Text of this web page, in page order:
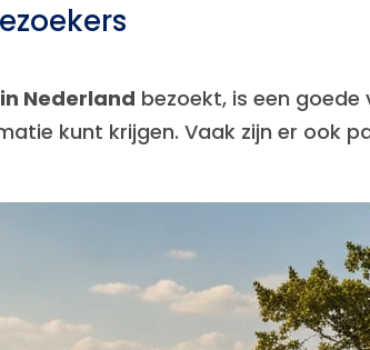
Nederland bezoekt, is een
kunt krijgen. Vaak zijn er ook